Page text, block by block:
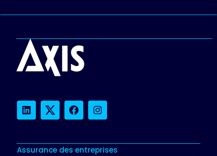
LinkedInTwitterFacebookInstagram
Assurance des entreprises